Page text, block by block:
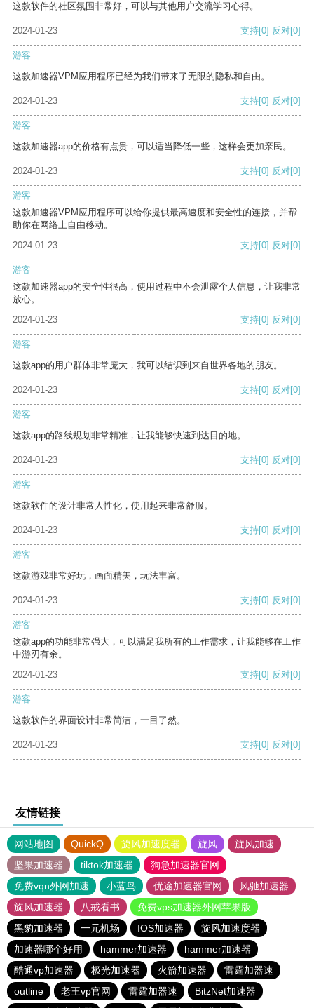
这款软件的社区氛围非常好，可以与其他用户交流学习心得。
2024-01-23 支持[0] 反对[0]
游客
这款加速器VPM应用程序已经为我们带来了无限的隐私和自由。
2024-01-23 支持[0] 反对[0]
游客
这款加速器app的价格有点贵，可以适当降低一些，这样会更加亲民。
2024-01-23 支持[0] 反对[0]
游客
这款加速器VPM应用程序可以给你提供最高速度和安全性的连接，并帮
助你在网络上自由移动。
2024-01-23
支持[0] 反对[0]
游客
这款加速器app的安全性很高，使用过程中不会泄露个人信息，让我非常
放心。
2024-01-23
支持[0] 反对[0]
游客
这款app的用户群体非常庞大，我可以结识到来自世界各地的朋友。
2024-01-23 支持[0] 反对[0]
游客
这款app的路线规划非常精准，让我能够快速到达目的地。
2024-01-23 支持[0] 反对[0]
游客
这款软件的设计非常人性化，使用起来非常舒服。
2024-01-23 支持[0] 反对[0]
游客
这款游戏非常好玩，画面精美，玩法丰富。
2024-01-23 支持[0] 反对[0]
游客
这款app的功能非常强大，可以满足我所有的工作需求，让我能够在工作
中游刃有余。
2024-01-23
支持[0] 反对[0]
游客
这款软件的界面设计非常简洁，一目了然。
2024-01-23 支持[0] 反对[0]
友情链接
网站地图 QuickQ 旋风加速度器 旋风
旋风加速
坚果加速器
tiktok加速器
狗急加速器官网
免费vqn外网加速
小蓝鸟 优途加速器官网
风驰加速器
旋风加速器
八戒看书
免费vps加速器外网苹果版
黑豹加速器
一元机场 IOS加速器
旋风加速度器
加速器哪个好用
hammer加速器
hammer加速器
酷通vp加速器
极光加速器 火箭加速器
雷霆加器速
outline
老王vp官网 雷霆加器速
BitzNet加速器